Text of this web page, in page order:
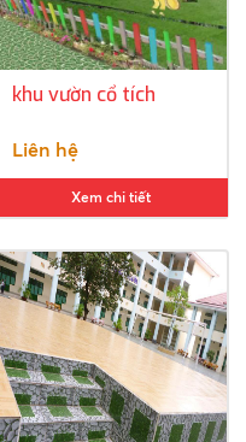
khu vườn cổ tích
Liên hệ
Xem chi tiết